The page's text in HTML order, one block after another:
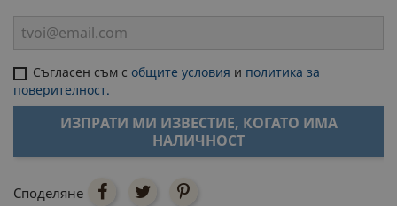
Съгласен съм с общите условия и политика за
поверителност.
ИЗПРАТИ МИ ИЗВЕСТИЕ, КОГАТО ИМА
НАЛИЧНОСТ
Споделяне